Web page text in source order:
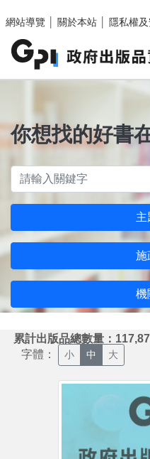
網站導覽
關於本站 隱私權
你想找的好書
主
施
機
累計出版品總數量：
字體： 小 中 大